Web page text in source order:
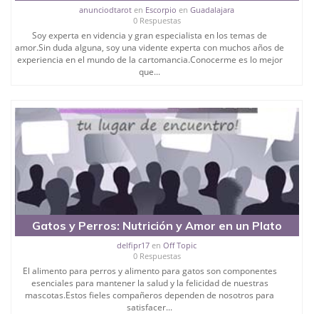
anunciodtarot en Escorpio enGuadalajara
0 Respuestas
Soy experta en videncia y gran especialista en los temas de
amor.Sin duda alguna, soy una vidente experta con muchos años de
experiencia en el mundo de la cartomancia.Conocerme es lo mejor
que...
Gatos y Perros: Nutrición y Amor en un Plato
delfipr17 enOff Topic
0 Respuestas
El alimento para perros y alimento para gatos son componentes
esenciales para mantener la salud y la felicidad de nuestras
mascotas.Estos fieles compañeros dependen de nosotros para
satisfacer...